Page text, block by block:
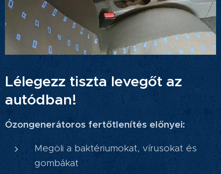
Lélegezz tiszta levegőt az
autódban!
Ózongenerátoros fertőtlenítés előnyei:
Megöli a baktériumokat, vírusokat és
gombákat